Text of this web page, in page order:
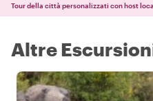
Tour della città personalizzati con host
Altre